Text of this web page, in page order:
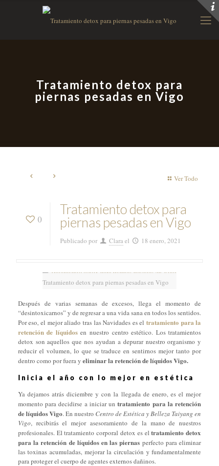
Tratamiento detox para
piernas pesadas en Vigo
Ver Todo
0
Tratamiento detox para
piernas pesadas en Vigo
Publicado por Clarael 18 enero, 2021
Tratamiento detox para piernas pesadas en Vigo
Después de varias semanas de excesos, llega el momento de
“desintoxicarnos” y de regresar a una vida sana en todos los sentidos.
Por eso, el mejor aliado tras las Navidades es el tratamiento para la
retención de líquidosen nuestro centro estético. Los tratamientos
detox son aquellos que nos ayudan a depurar nuestro organismo y
reducir el volumen, lo que se traduce en sentirnos mejor tanto por
dentro como por fuera y eliminar la retención de líquidos Vigo.
Inicia el año con lo mejor en estética
Ya dejamos atrás diciembre y con la llegada de enero, es el mejor
momento para decidirse a iniciar untratamiento para la retención
de líquidos Vigo. En nuestro Centro de Estética y Belleza Taiyang en
Vigo, recibirás el mejor asesoramiento de la mano de nuestros
profesionales. El tratamiento corporal detox es eltratamiento detox
para la retención de líquidos en las piernas perfecto para eliminar
las toxinas acumuladas, mejorar la circulación y fundamentalmente
para proteger el cuerpo de agentes externos dañinos.